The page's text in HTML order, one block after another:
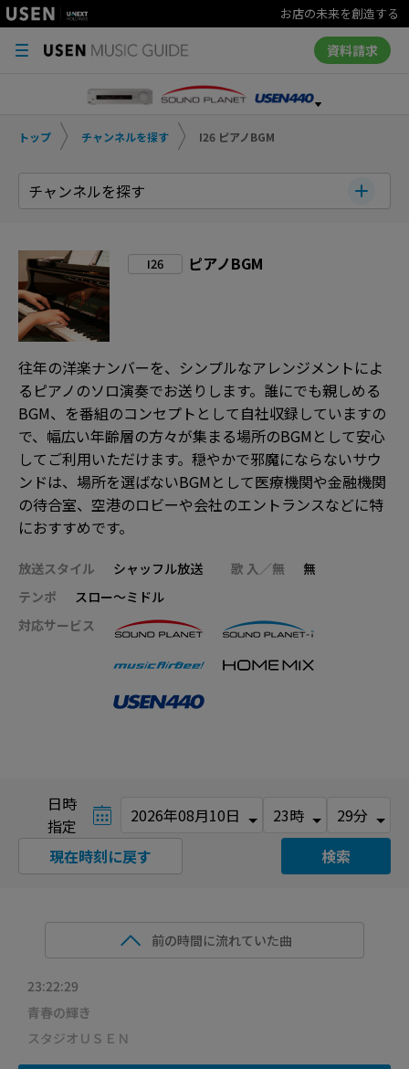
お店の未来を創造する
資料請求
トップ チャンネルを探す I26 ピアノBGM
チャンネルを探す
I26 ピアノBGM
往年の洋楽ナンバーを、シンプルなアレンジメントによ
るピアノのソロ演奏でお送りします。誰にでも親しめる
BGM、を番組のコンセプトとして自社収録していますの
で、幅広い年齢層の方々が集まる場所のBGMとして安心
してご利用いただけます。穏やかで邪魔にならないサウ
ンドは、場所を選ばないBGMとして医療機関や金融機関
の待合室、空港のロビーや会社のエントランスなどに特
におすすめです。
放送スタイル シャッフル放送 歌 入／無
無
テンポ
スロー～ミドル
対応サービス
日時
指定
検索
現在時刻に戻す
前の時間に流れていた曲
23:22:29
青春の輝き
スタジオＵＳＥＮ